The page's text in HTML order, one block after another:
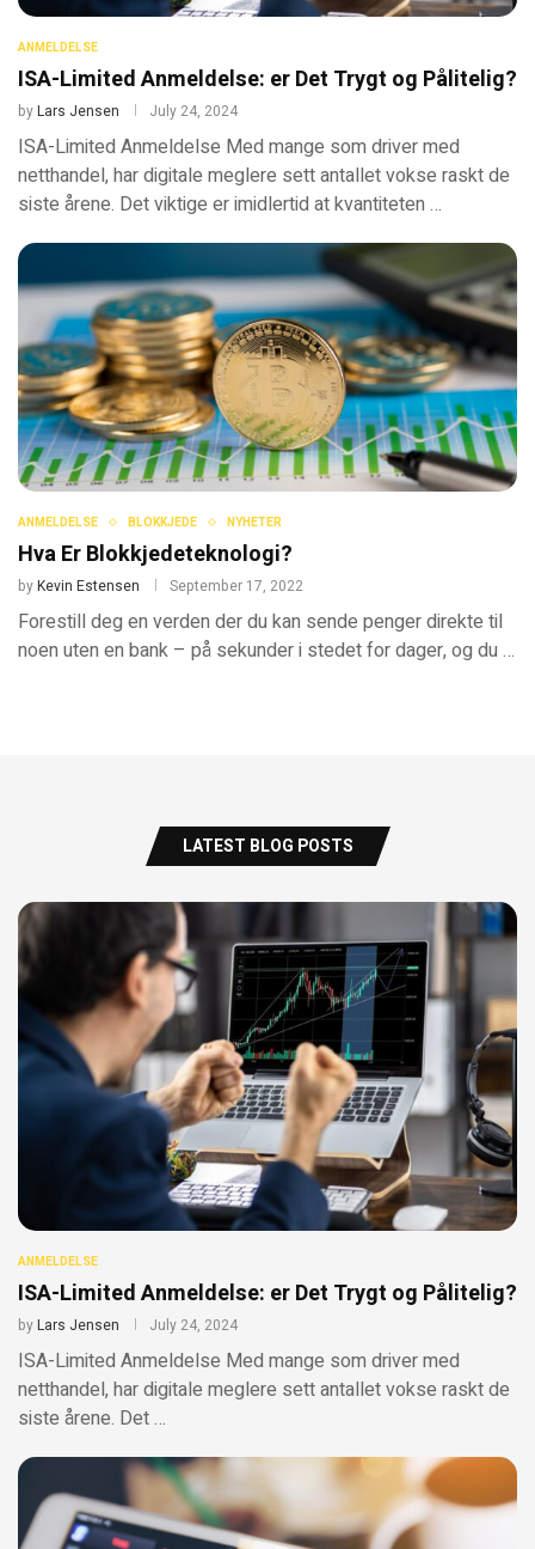
ANMELDELSE
ISA-Limited Anmeldelse: er Det Trygt og Pålitelig?
byLars Jensen July 24, 2024
ISA-Limited Anmeldelse Med mange som driver med
netthandel, har digitale meglere sett antallet vokse raskt de
siste årene. Det viktige er imidlertid at kvantiteten …
ANMELDELSE BLOKKJEDE NYHETER
Hva Er Blokkjedeteknologi?
byKevin Estensen September 17, 2022
Forestill deg en verden der du kan sende penger direkte til
noen uten en bank – på sekunder i stedet for dager, og du …
LATEST BLOG POSTS
ANMELDELSE
ISA-Limited Anmeldelse: er Det Trygt og Pålitelig?
byLars Jensen July 24, 2024
ISA-Limited Anmeldelse Med mange som driver med
netthandel, har digitale meglere sett antallet vokse raskt de
siste årene. Det …